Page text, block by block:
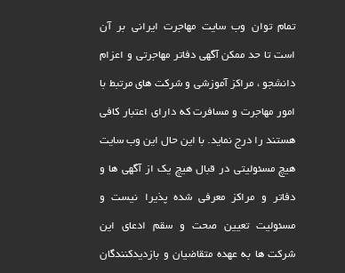
تمام توان وب سایت مهاجرت ایرانی بر آن
است تا حد ممکن آگهی دفاتر مهاجرتی و اعزام
دانشجو ، مراکز آموزشی و شرکت های مرتبط با
امور مهاجرت و مسافرت که دارای اعتبار کافی
هستند را درج نماید. با این حال این وب سایت
هیچ مسئولیتی در قبال هیچ یک از آگهی ها و
دفاتر و مراکز معرفی شده پذیرا نیست و
مسئولیت تعیین صحت و سقم ادعای این
شرکت ها به عهده متقاضیان و بازدیدکنندگان